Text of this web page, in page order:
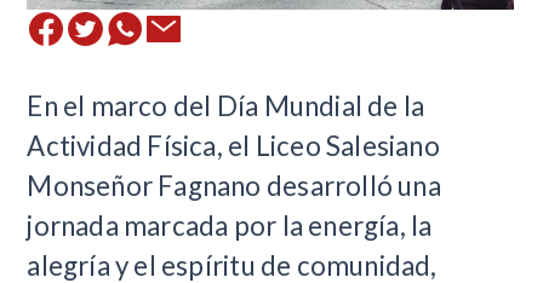
En el marco del Día Mundial de la
Actividad Física, el Liceo Salesiano
Monseñor Fagnano desarrolló una
jornada marcada por la energía, la
alegría y el espíritu de comunidad,